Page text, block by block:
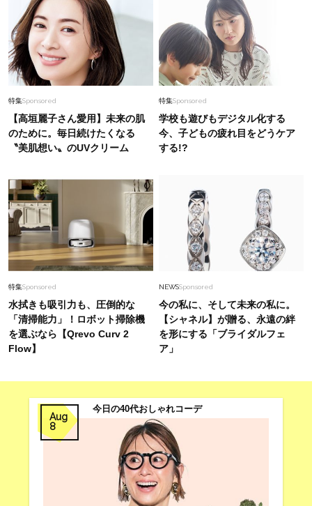
特集Sponsored
【高垣麗子さん愛用】未来の肌
のために。毎日続けたくなる
〝美肌想い〟のUVクリーム
特集Sponsored
学校も遊びもデジタル化する
今、子どもの疲れ目をどうケア
する!?
特集Sponsored
水拭きも吸引力も、圧倒的な
「清掃能力」！ロボット掃除機
を選ぶなら【Qrevo Curv 2
Flow】
NEWSSponsored
今の私に、そして未来の私に。
【シャネル】が贈る、永遠の絆
を形にする「ブライダルフェ
ア」
Aug
8
今日の40代おしゃれコーデ